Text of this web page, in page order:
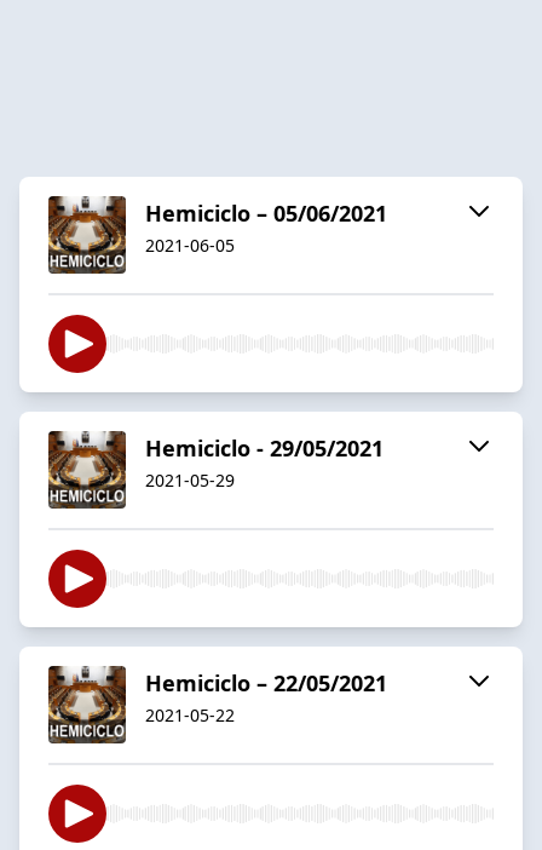
Hemiciclo – 05/06/2021
2021-06-05
Hemiciclo - 29/05/2021
2021-05-29
Hemiciclo – 22/05/2021
2021-05-22